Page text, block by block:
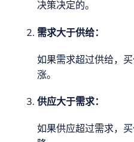
决策决定的。
需求大于供给：
如果需求超过供给，
涨。
供应大于需求：
如果供应超过需求，